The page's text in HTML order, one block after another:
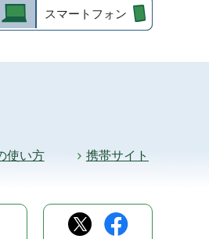
スマートフォン
使い方 携帯サイト